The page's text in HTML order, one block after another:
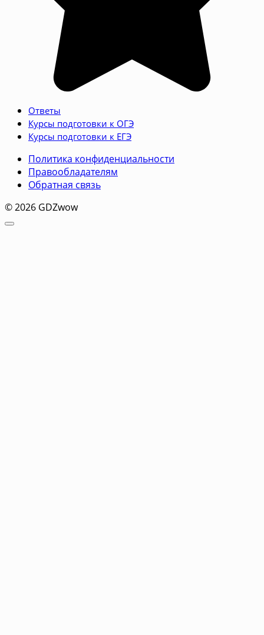
Ответы
Курсы подготовки к ОГЭ
Курсы подготовки к ЕГЭ
Политика конфиденциальности
Правообладателям
Обратная связь
© 2026 GDZwow